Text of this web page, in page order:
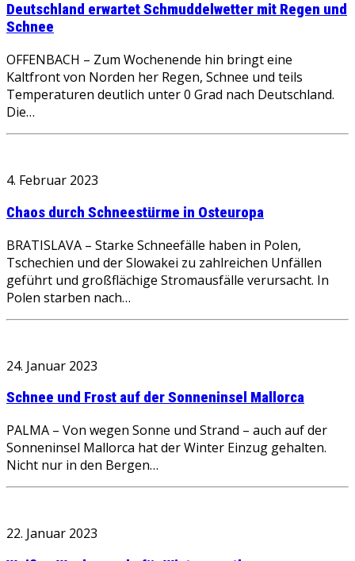
Deutschland erwartet Schmuddelwetter mit Regen und
Schnee
OFFENBACH – Zum Wochenende hin bringt eine
Kaltfront von Norden her Regen, Schnee und teils
Temperaturen deutlich unter 0 Grad nach Deutschland.
Die…
4. Februar 2023
Chaos durch Schneestürme in Osteuropa
BRATISLAVA – Starke Schneefälle haben in Polen,
Tschechien und der Slowakei zu zahlreichen Unfällen
geführt und großflächige Stromausfälle verursacht. In
Polen starben nach…
24. Januar 2023
Schnee und Frost auf der Sonneninsel Mallorca
PALMA – Von wegen Sonne und Strand – auch auf der
Sonneninsel Mallorca hat der Winter Einzug gehalten.
Nicht nur in den Bergen…
22. Januar 2023